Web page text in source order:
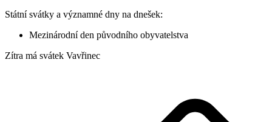
Státní svátky a významné dny na dnešek:
Mezinárodní den původního obyvatelstva
Zítra má svátek Vavřinec